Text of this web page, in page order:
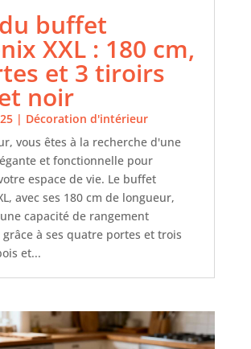
buffet
XXL : 180 cm,
et 3 tiroirs
noir
| Décoration d'intérieur
vous êtes à la recherche d'une
et fonctionnelle pour
espace de vie. Le buffet
avec ses 180 cm de longueur,
capacité de rangement
à ses quatre portes et trois
et...